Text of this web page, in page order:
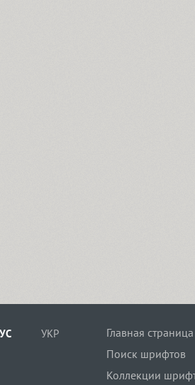
УКР
Главная страница
Поиск шрифтов
Коллекции